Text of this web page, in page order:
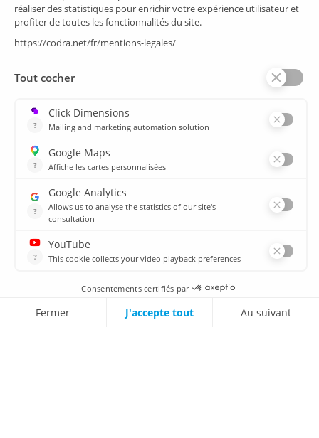
Supervision/SCADA
Suivi énergie
MES
Formations
plan du site
Ressources
Médiathèque
CSIRT
Agences
Agences
© 2026 CODRA. Tous Droits Réservés.
MENTIONS LÉGALES & DONNÉES PERSONNELLES
Contactez nous